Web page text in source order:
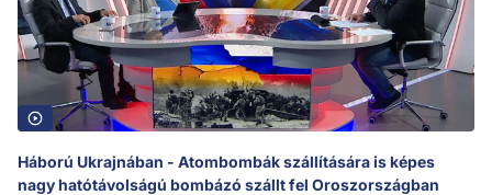
Háború Ukrajnában - Atombombák szállítására is képes
nagy hatótávolságú bombázó szállt fel Oroszországban